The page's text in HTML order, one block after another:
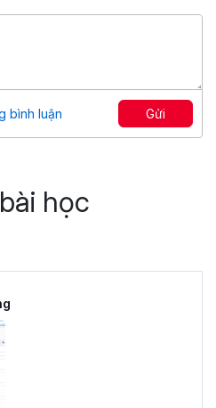
799,000 đ
91 bài giảng
25,046
bình luận Gửi
học